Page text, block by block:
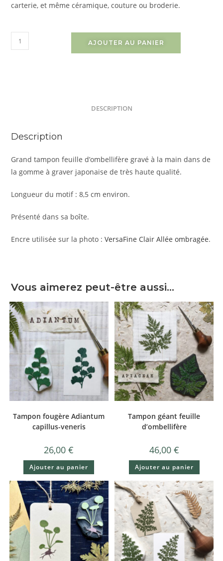
carterie, et même céramique, couture ou broderie.
AJOUTER AU PANIER
DESCRIPTION
Description
Grand tampon feuille d’ombellifère gravé à la main dans de
la gomme à graver japonaise de très haute qualité.
Longueur du motif : 8,5 cm environ.
Présenté dans sa boîte.
Encre utilisée sur la photo :VersaFine Clair Allée ombragée.
Vous aimerez peut-être aussi…
Tampon fougère Adiantum
capillus-veneris
26,00€
Ajouter au panier
Tampon géant feuille
d’ombellifère
46,00 €
Ajouter au panier